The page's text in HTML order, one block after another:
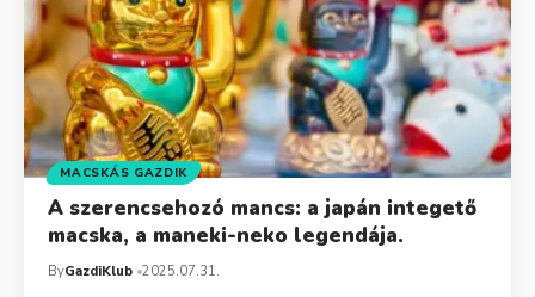
MACSKÁS GAZDIK
A szerencsehozó mancs: a japán integető
macska, a maneki-neko legendája.
ByGazdiKlub 2025.07.31.